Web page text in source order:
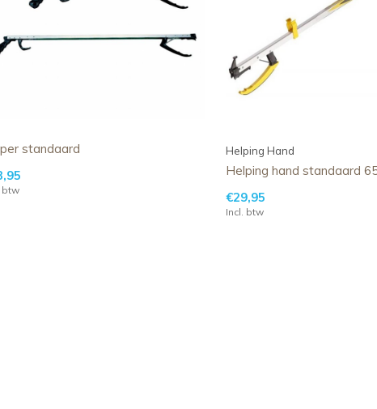
standaard
btw
Helping Hand
Helping hand standaard
€29,95
Incl. btw